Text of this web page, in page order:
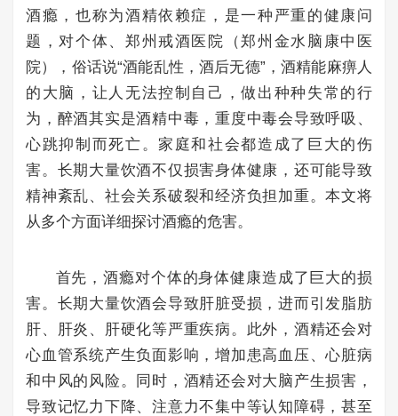
酒瘾，也称为酒精依赖症，是一种严重的健康问
题，对个体、郑州戒酒医院（郑州金水脑康中医
院），俗话说“酒能乱性，酒后无德”，酒精能麻痹人
的大脑，让人无法控制自己，做出种种失常的行
为，醉酒其实是酒精中毒，重度中毒会导致呼吸、
心跳抑制而死亡。家庭和社会都造成了巨大的伤
害。长期大量饮酒不仅损害身体健康，还可能导致
精神紊乱、社会关系破裂和经济负担加重。本文将
从多个方面详细探讨酒瘾的危害。
首先，酒瘾对个体的身体健康造成了巨大的损
害。长期大量饮酒会导致肝脏受损，进而引发脂肪
肝、肝炎、肝硬化等严重疾病。此外，酒精还会对
心血管系统产生负面影响，增加患高血压、心脏病
和中风的风险。同时，酒精还会对大脑产生损害，
导致记忆力下降、注意力不集中等认知障碍，甚至